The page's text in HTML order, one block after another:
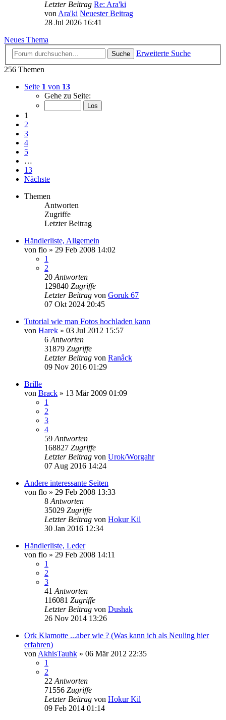
Letzter Beitrag Re: Ara'ki
von Ara'ki Neuester Beitrag
28 Jul 2026 16:41
Neues Thema
Suche
Erweiterte Suche
256 Themen
Seite 1 von 13
Gehe zu Seite:
1
2
3
4
5
…
13
Nächste
Themen
Antworten
Zugriffe
Letzter Beitrag
Händlerliste, Allgemein
von flo » 29 Feb 2008 14:02
1
2
20 Antworten
129840 Zugriffe
Letzter Beitrag von Goruk 67
07 Okt 2024 20:45
Tutorial wie man Fotos hochladen kann
von Harek » 03 Jul 2012 15:57
6 Antworten
31879 Zugriffe
Letzter Beitrag von Ranâck
09 Nov 2016 01:29
Brille
von Brack » 13 Mär 2009 01:09
1
2
3
4
59 Antworten
168827 Zugriffe
Letzter Beitrag von Urok/Worgahr
07 Aug 2016 14:24
Andere interessante Seiten
von flo » 29 Feb 2008 13:33
8 Antworten
35029 Zugriffe
Letzter Beitrag von Hokur Kil
30 Jan 2016 12:34
Händlerliste, Leder
von flo » 29 Feb 2008 14:11
1
2
3
41 Antworten
116081 Zugriffe
Letzter Beitrag von Dushak
26 Nov 2014 13:26
Ork Klamotte ...aber wie ? (Was kann ich als Neuling hier
erfahren)
von AkhisTauhk » 06 Mär 2012 22:35
1
2
22 Antworten
71556 Zugriffe
Letzter Beitrag von Hokur Kil
09 Feb 2014 01:14